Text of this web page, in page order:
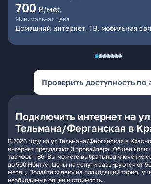
700 ₽/мес
Минимальная цена
Домашний интернет, ТВ, мобильная
Проверить доступность по
Подключить интернет на ул
Тельмана/Ферганская в
В 2026 году на ул Тельмана/Ферганская в
интернет предлагают 3 провайдера. Общее
тарифов - 86. Вы можете выбрать подключение
до 500 Мбит/с. Цены на услуги варьируются от
месяц. Подайте заявку на подходящий тариф,
необходимые опции и стоимость.